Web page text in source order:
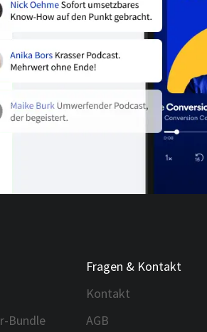
Bundle
Fragen & Kontakt
Kontakt
AGB